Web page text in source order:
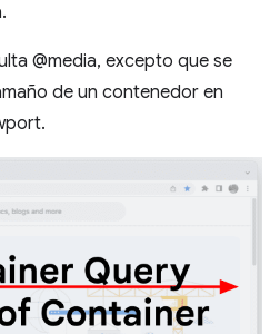
@media, excepto que se
de un contenedor en